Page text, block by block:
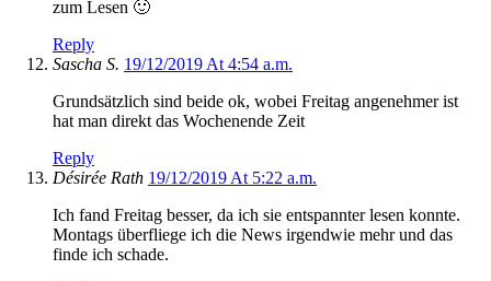
zum Lesen 🙂
Reply
Sascha S. 19/12/2019 At 4:54 a.m.
Grundsätzlich sind beide ok, wobei Freitag angenehmer ist
hat man direkt das Wochenende Zeit
Reply
Désirée Rath 19/12/2019 At 5:22 a.m.
Ich fand Freitag besser, da ich sie entspannter lesen konnte.
Montags überfliege ich die News irgendwie mehr und das
finde ich schade.